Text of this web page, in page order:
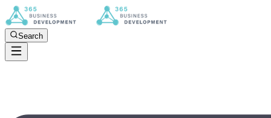
Search